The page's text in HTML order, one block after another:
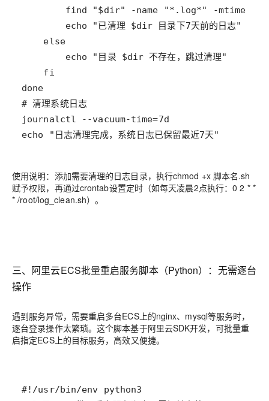
    else
# 清理系统日志
echo "日志清理完成，系统日志已保留最近7天"
使用说明：添加需要清理的日志目录，执行chmod +x 脚本名.sh
赋予权限，再通过crontab设置定时（如每天凌晨2点执行：0 2 * *
* /root/log_clean.sh）。
三、阿里云ECS批量重启服务脚本（Python）：无需逐台
操作
遇到服务异常，需要重启多台ECS上的nginx、mysql等服务时，
逐台登录操作太繁琐。这个脚本基于阿里云SDK开发，可批量重
启指定ECS上的目标服务，高效又便捷。